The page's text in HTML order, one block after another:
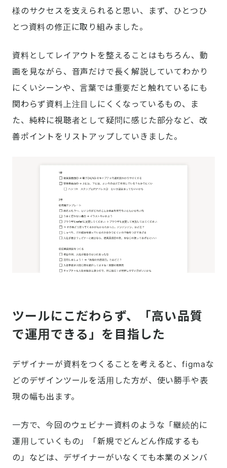
様のサクセスを支えられると思い、まず、ひとつひ
とつ資料の修正に取り組みました。
資料としてレイアウトを整えることはもちろん、動
画を見ながら、音声だけで長く解説していてわかり
にくいシーンや、言葉では重要だと触れているにも
関わらず資料上注目しにくくなっているもの、ま
た、純粋に視聴者として疑問に感じた部分など、改
善ポイントをリストアップしていきました。
ツールにこだわらず、「高い品質
で運用できる」を目指した
デザイナーが資料をつくることを考えると、figmaな
どのデザインツールを活用した方が、使い勝手や表
現の幅も出ます。
一方で、今回のウェビナー資料のような「継続的に
運用していくもの」「新規でどんどん作成するも
の」などは、デザイナーがいなくても本業のメンバ